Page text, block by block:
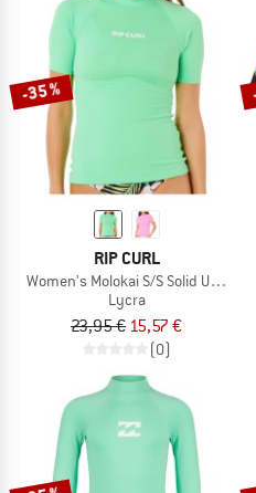
-35 %
RIP CURL
Women's Molokai S/S Solid UPF
Lycra
23,95 € 15,57 €
(0)